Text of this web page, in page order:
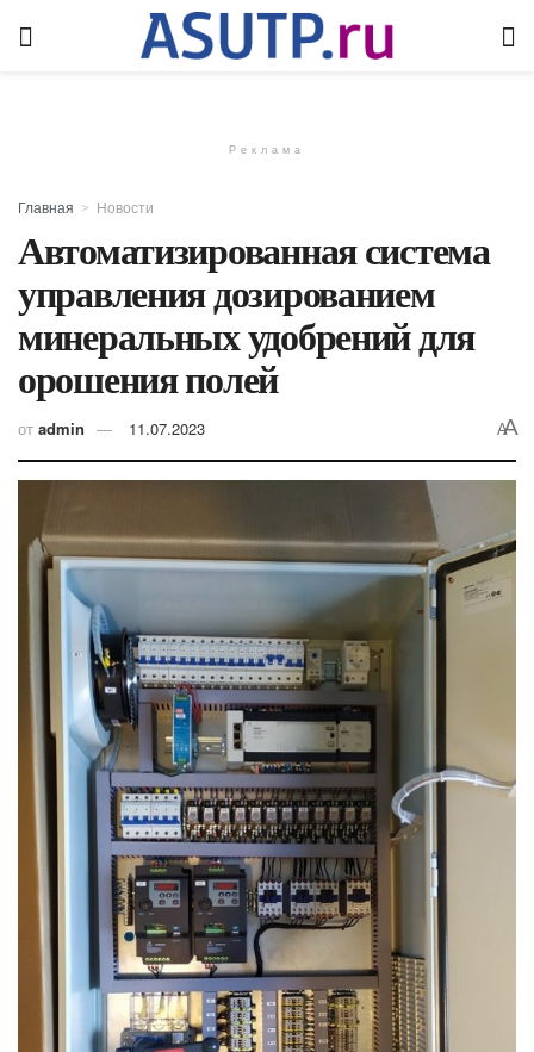
Реклама
Главная Новости
Автоматизированная система
управления дозированием
минеральных удобрений для
орошения полей
от admin 11.07.2023 AA